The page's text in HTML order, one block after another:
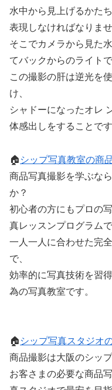
水中から見上げるかた
表現しなければなりませ
そこでカメラから見た
てバックからのライト
この撮影の肝は逆光を
け、
シャドーになったオレ
体感出しをすることです
🏠 シップ写真教室の商
商品写真撮影を学ぶな
か？
初心者の方にもプロの
真レッスンプログラムで
一人一人に合わせた完
で、
効率的に写真技術を習
為の写真教室です。
🏠 シップ写真スタジオ
商品撮影は大阪のシッ
お客さまの必要な商品